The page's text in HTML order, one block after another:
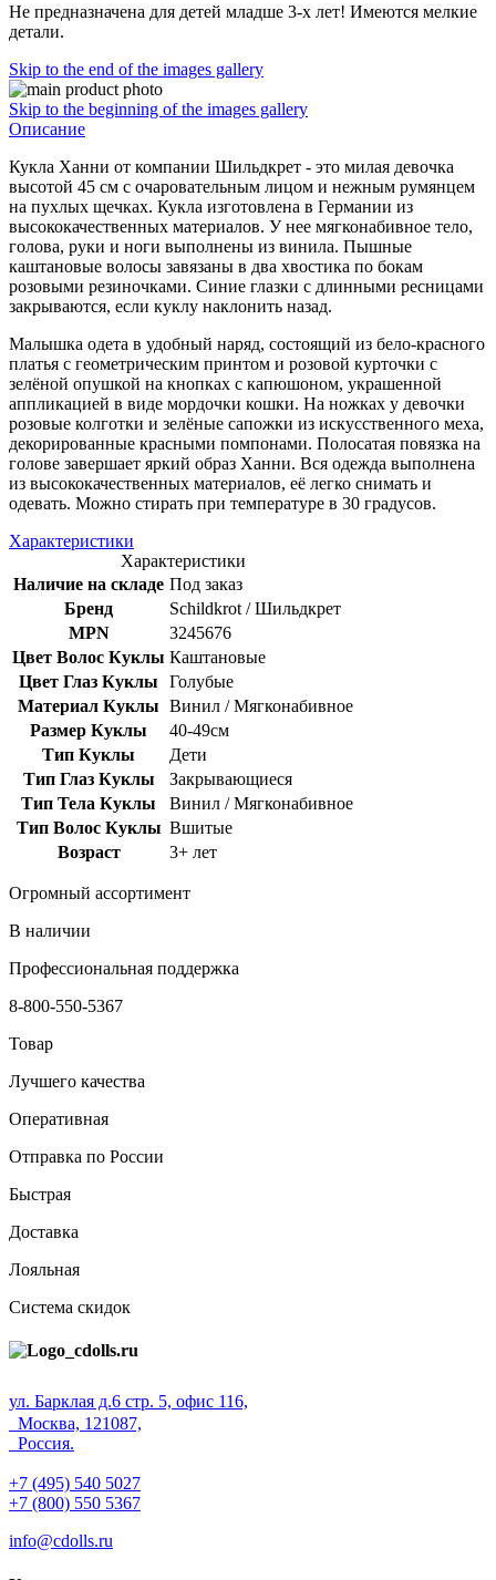
Не предназначена для детей младше 3-х лет! Имеются мелкие
детали.
Skip to the end of the images gallery
Skip to the beginning of the images gallery
Описание
Кукла Ханни от компании Шильдкрет - это милая девочка
высотой 45 см с очаровательным лицом и нежным румянцем
на пухлых щечках. Кукла изготовлена в Германии из
высококачественных материалов. У нее мягконабивное тело,
голова, руки и ноги выполнены из винила. Пышные
каштановые волосы завязаны в два хвостика по бокам
розовыми резиночками. Синие глазки c длинными ресницами
закрываются, если куклу наклонить назад.
Малышка одета в удобный наряд, состоящий из бело-красного
платья с геометрическим принтом и розовой курточки с
зелёной опушкой на кнопках с капюшоном, украшенной
аппликацией в виде мордочки кошки. На ножках у девочки
розовые колготки и зелёные сапожки из искусственного меха,
декорированные красными помпонами. Полосатая повязка на
голове завершает яркий образ Ханни. Вся одежда выполнена
из высококачественных материалов, её легко снимать и
одевать. Можно стирать при температуре в 30 градусов.
Характеристики
Характеристики
Наличие на складе Под заказ
Бренд
Schildkrot / Шильдкрет
MPN
3245676
Цвет Волос Куклы Каштановые
Цвет Глаз Куклы
Голубые
Материал Куклы Винил / Мягконабивное
Размер Куклы
40-49см
Тип Куклы
Дети
Тип Глаз Куклы
Закрывающиеся
Тип Тела Куклы
Винил / Мягконабивное
Тип Волос Куклы Вшитые
Возраст
3+ лет
Огромный ассортимент
В наличии
Профессиональная поддержка
8-800-550-5367
Товар
Лучшего качества
Оперативная
Отправка по России
Быстрая
Доставка
Лояльная
Система скидок
ул. Барклая д.6 стр. 5, офис 116,
Москва, 121087,
Россия.
+7 (495) 540 5027
+7 (800) 550 5367
info@cdolls.ru